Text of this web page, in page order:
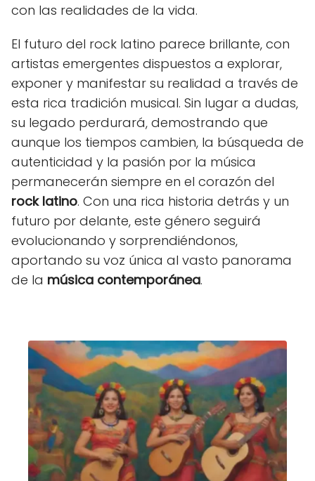
con las realidades de la vida.
El futuro del rock latino parece brillante, con
artistas emergentes dispuestos a explorar,
exponer y manifestar su realidad a través de
esta rica tradición musical. Sin lugar a dudas,
su legado perdurará, demostrando que
aunque los tiempos cambien, la búsqueda de
autenticidad y la pasión por la música
permanecerán siempre en el corazón del
rock latino. Con una rica historia detrás y un
futuro por delante, este género seguirá
evolucionando y sorprendiéndonos,
aportando su voz única al vasto panorama
de la música contemporánea.